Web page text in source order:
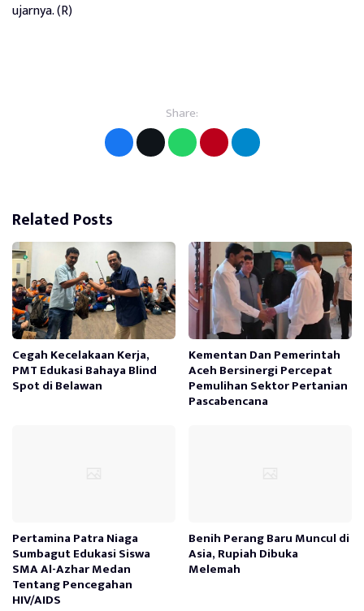
ujarnya. (R)
Share:
Related Posts
Cegah Kecelakaan Kerja,
PMT Edukasi Bahaya Blind
Spot di Belawan
Kementan Dan Pemerintah
Aceh Bersinergi Percepat
Pemulihan Sektor Pertanian
Pascabencana
Pertamina Patra Niaga
Sumbagut Edukasi Siswa
SMA Al-Azhar Medan
Tentang Pencegahan
HIV/AIDS
Benih Perang Baru Muncul di
Asia, Rupiah Dibuka
Melemah